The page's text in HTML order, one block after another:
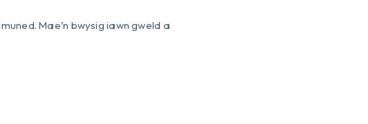
Mae’n bwysig iawn gweld a